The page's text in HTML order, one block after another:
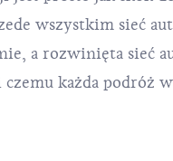
wszystkim sieć
a rozwinięta sieć
czemu każda